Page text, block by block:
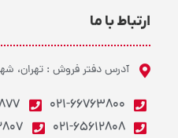
ارتباط با ما
آدرس دفتر فروش : تهران،
021-66763800
021-65612808